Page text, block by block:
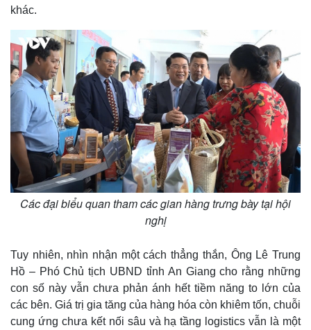
khác.
Các đại biểu quan tham các gian hàng trưng bày tại hội
nghị
Tuy nhiên, nhìn nhận một cách thẳng thắn, Ông Lê Trung
Hồ – Phó Chủ tịch UBND tỉnh An Giang cho rằng những
con số này vẫn chưa phản ánh hết tiềm năng to lớn của
các bên. Giá trị gia tăng của hàng hóa còn khiêm tốn, chuỗi
cung ứng chưa kết nối sâu và hạ tầng logistics vẫn là một